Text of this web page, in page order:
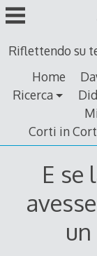
Skip
to
Riflettendo su
Home
Ricerca
Corti in
E se